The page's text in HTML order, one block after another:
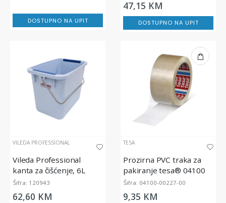
DOSTUPNO NA UPIT
47,15 KM
DOSTUPNO NA UPIT
VILEDA PROFESSIONAL
Vileda Professional
kanta za čišćenje, 6L
Šifra: 120943
62,60 KM
TESA
Prozirna PVC traka za
pakiranje tesa® 04100
tesapack Comfort, 66m x
50mm
Šifra: 04100-00227-00
9,35 KM